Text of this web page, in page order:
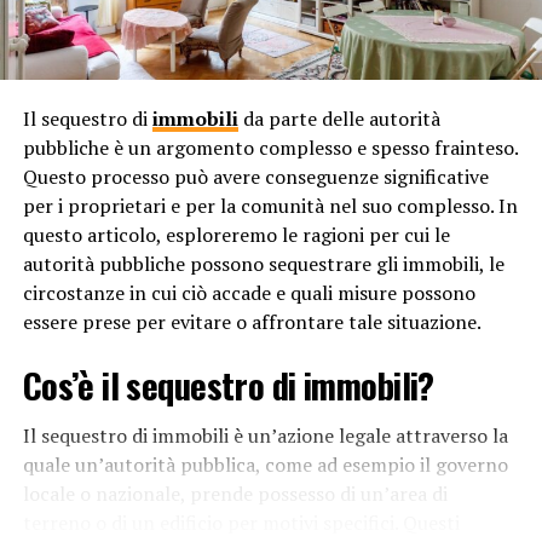
Va notato che un accordo pre-matrimoniale non è
limitato solo a situazioni di potenziale divorzio. Può
anche affrontare questioni come il supporto finanziario
tra coniugi, la gestione di conti bancari congiunti, la
divisione delle responsabilità finanziarie e altre
questioni che possono emergere durante il corso del
matrimonio.
Infine, l’accordo pre-matrimoniale può offrire una
maggiore sicurezza emotiva ai coniugi. Sapere che i
dettagli finanziari sono stati discussi e concordati in
reciproca nella relazione.
In conclusione, un accordo pre-matrimoniale è
necessario ed è un importante strumento legale che può
Il sequestro diimmobilida parte delle autorità
pubbliche è un argomento complesso e spesso frainteso.
Questo processo può avere conseguenze significative
per i proprietari e per la comunità nel suo complesso. In
questo articolo, esploreremo le ragioni per cui le
autorità pubbliche possono sequestrare gli immobili, le
circostanze in cui ciò accade e quali misure possono
essere prese per evitare o affrontare tale situazione.
Cos’è il sequestro di immobili?
Il sequestro di immobili è un’azione legale attraverso la
quale un’autorità pubblica, come ad esempio il governo